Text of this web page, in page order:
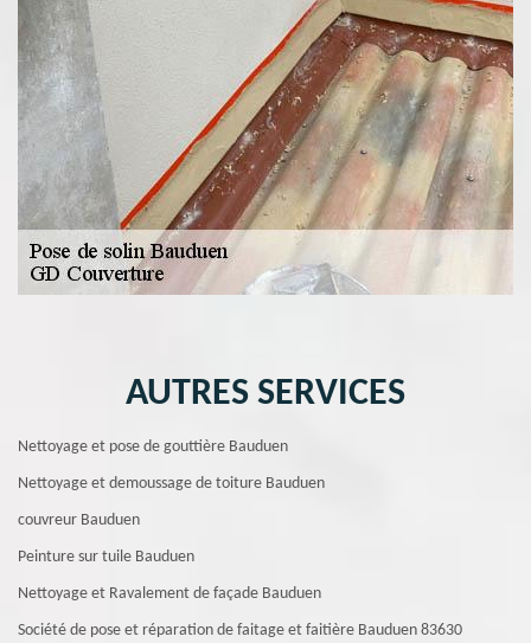
AUTRES SERVICES
Nettoyage et pose de gouttière Bauduen
Nettoyage et demoussage de toiture Bauduen
couvreur Bauduen
Peinture sur tuile Bauduen
Nettoyage et Ravalement de façade Bauduen
Société de pose et réparation de faitage et faitière Bauduen 83630